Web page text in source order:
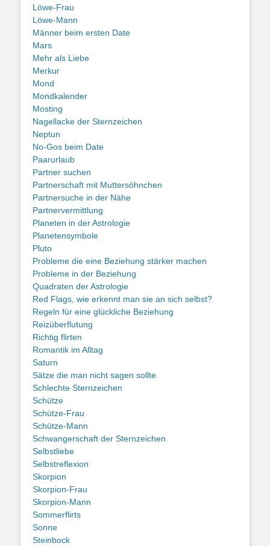
Löwe-Frau
Löwe-Mann
Männer beim ersten Date
Mars
Mehr als Liebe
Merkur
Mond
Mondkalender
Mosting
Nagellacke der Sternzeichen
Neptun
No-Gos beim Date
Paarurlaub
Partner suchen
Partnerschaft mit Muttersöhnchen
Partnersuche in der Nähe
Partnervermittlung
Planeten in der Astrologie
Planetensymbole
Pluto
Probleme die eine Beziehung stärker machen
Probleme in der Beziehung
Quadraten der Astrologie
Red Flags, wie erkennt man sie an sich selbst?
Regeln für eine glückliche Beziehung
Reizüberflutung
Richtig flirten
Romantik im Alltag
Saturn
Sätze die man nicht sagen sollte
Schlechte Sternzeichen
Schütze
Schütze-Frau
Schütze-Mann
Schwangerschaft der Sternzeichen
Selbstliebe
Selbstreflexion
Skorpion
Skorpion-Frau
Skorpion-Mann
Sommerflirts
Sonne
Steinbock